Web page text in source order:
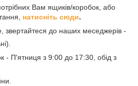
Вам ящиків/коробок, або
натисніть сюди.
звертайтеся до наших меседжерів -
- П'ятниця з 9:00 до 17:30, обід з